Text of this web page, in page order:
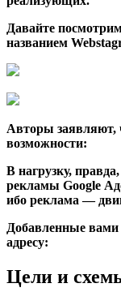
Давайте
названием
Авторы заявляют,
возможности:
В нагрузку,
рекламы Google
ибо реклама —
Добавленные
адресу:
Цели и